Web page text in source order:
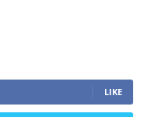
LIKE